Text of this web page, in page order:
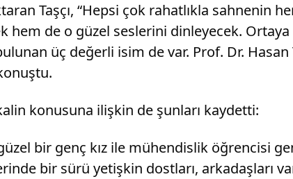
Taşçı, “Hepsi çok rahatlıkla sahnenin
de o güzel seslerini dinleyecek. Ortaya
üç değerli isim de var. Prof. Dr. Hasan
konusuna ilişkin de şunları kaydetti:
bir genç kız ile mühendislik öğrencisi
bir sürü yetişkin dostları, arkadaşları